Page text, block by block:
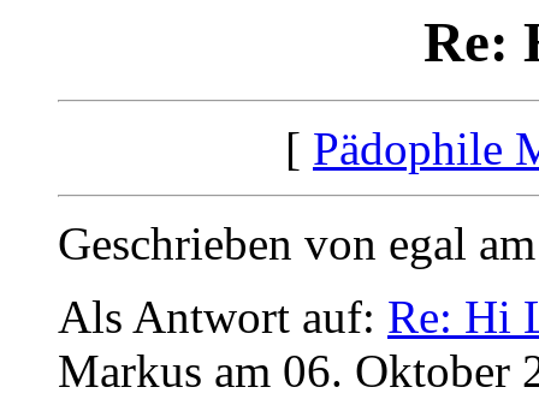
Re:
[ Pädophile
Geschrieben von egal
Als Antwort auf: Re: Hi
Markus am 06. Oktober